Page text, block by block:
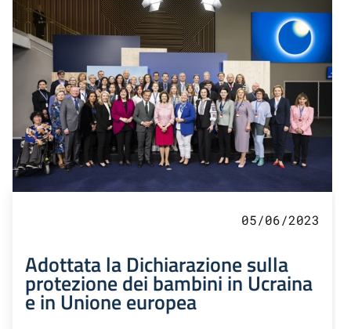
05/06/2023
Adottata la Dichiarazione sulla
protezione dei bambini in Ucraina
e in Unione europea